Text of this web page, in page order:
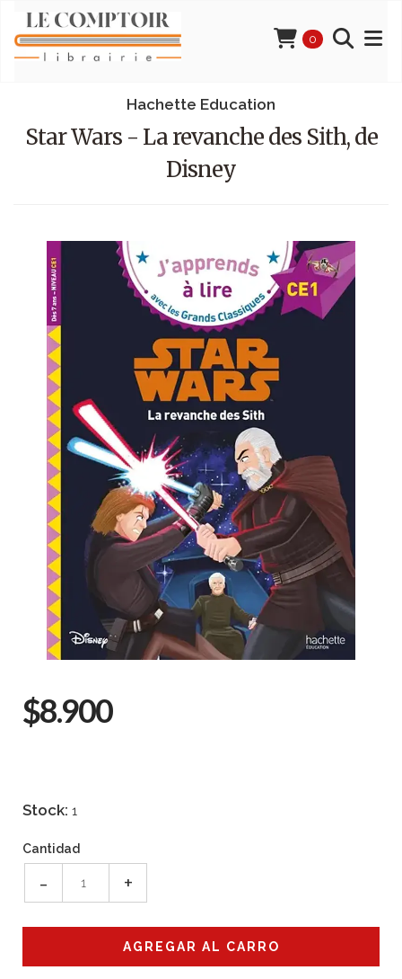
0
Hachette Education
Star Wars - La revanche des Sith, de
Disney
$8.900
Stock: 1
Cantidad
- +